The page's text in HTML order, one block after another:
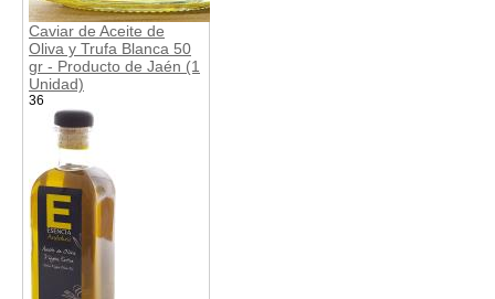
Caviar de Aceite de
Oliva y Trufa Blanca 50
gr - Producto de Jaén (1
Unidad)
36